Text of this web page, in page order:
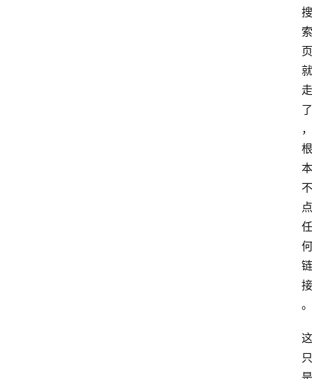
搜
索
页
就
走
了
，
根
本
不
点
任
何
链
接
。
这
只